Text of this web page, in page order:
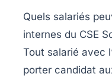
Quels salariés
internes du CSE
Tout salarié avec
porter candidat